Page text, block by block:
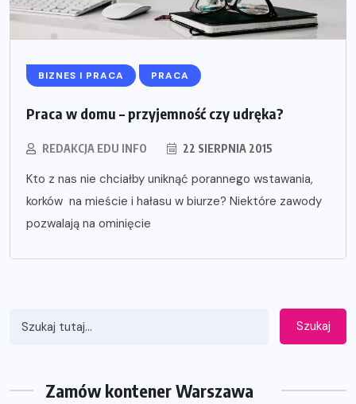
BIZNES I PRACA PRACA
Praca w domu – przyjemność czy udręka?
REDAKCJA EDU INFO 22 SIERPNIA 2015
Kto z nas nie chciałby uniknąć porannego wstawania,
korków na mieście i hałasu w biurze? Niektóre zawody
pozwalają na ominięcie
Szukaj
Zamów kontener Warszawa